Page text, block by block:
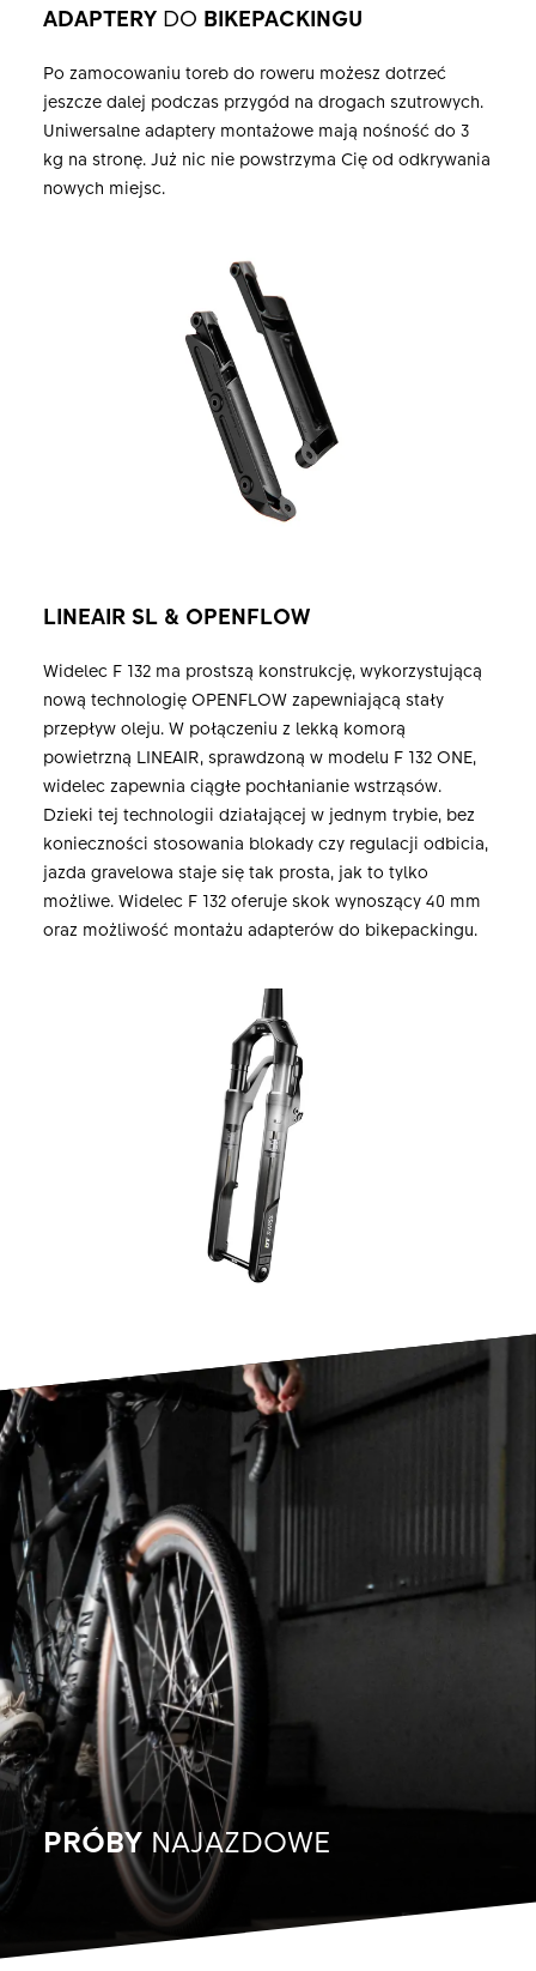
ADAPTERYDO BIKEPACKINGU
Po zamocowaniu toreb do roweru możesz dotrzeć
jeszcze dalej podczas przygód na drogach szutrowych.
Uniwersalne adaptery montażowe mają nośność do 3
kg na stronę. Już nic nie powstrzyma Cię od odkrywania
nowych miejsc.
LINEAIR SL & OPENFLOW
Widelec F 132 ma prostszą konstrukcję, wykorzystującą
nową technologię OPENFLOW zapewniającą stały
przepływ oleju. W połączeniu z lekką komorą
powietrzną LINEAIR, sprawdzoną w modelu F 132 ONE,
widelec zapewnia ciągłe pochłanianie wstrząsów.
Dzieki tej technologii działającej w jednym trybie, bez
konieczności stosowania blokady czy regulacji odbicia,
jazda gravelowa staje się tak prosta, jak to tylko
możliwe. Widelec F 132 oferuje skok wynoszący 40 mm
oraz możliwość montażu adapterów do bikepackingu.
PRÓBY NAJAZDOWE